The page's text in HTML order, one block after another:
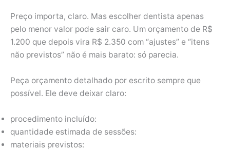
Preço importa, claro. Mas escolher dentista apenas
pelo menor valor pode sair caro. Um orçamento de R$
1.200 que depois vira R$ 2.350 com “ajustes” e “itens
não previstos” não é mais barato: só parecia.
Peça orçamento detalhado por escrito sempre que
possível. Ele deve deixar claro:
procedimento incluído:
quantidade estimada de sessões:
materiais previstos: